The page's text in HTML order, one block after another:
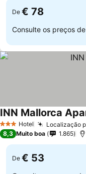
De € 78
Consulte os preços de
3 EstrelasHotel Localização
INN Mallorca
8,3 Muito boa 1.865
De € 53